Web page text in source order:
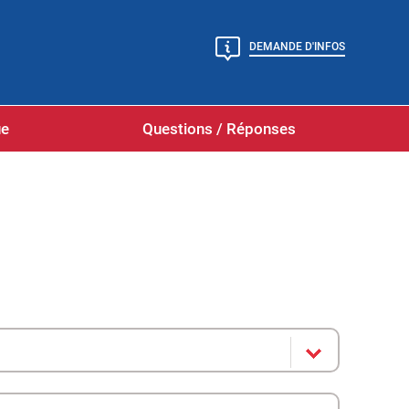
DEMANDE D'INFOS
Questions / Réponses